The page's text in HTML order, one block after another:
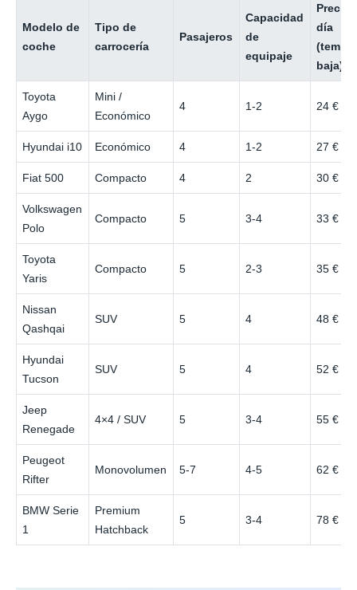
Modelo de
coche
Tipo de
carrocería
Pasajeros
Capacidad
de
equipaje
Precio
día
baja)
Toyota
Aygo
Mini /
Económico
4 1-2 24 €
Hyundai i10 Económico 4 1-2 27 €
Fiat 500 Compacto 4 2 30 €
Volkswagen
Polo
Compacto 5 3-4 33 €
Toyota
Yaris
Compacto 5 2-3 35 €
Nissan
Qashqai
SUV 5 4 48 €
Hyundai
Tucson
SUV 5 4 52 €
Jeep
Renegade
4×4 / SUV 5 3-4 55 €
Peugeot
Rifter
Monovolumen 5-7 4-5 62 €
BMW Serie
1
Premium
Hatchback
5 3-4 78 €